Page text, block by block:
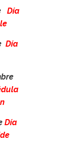
Día
Día
Día